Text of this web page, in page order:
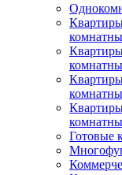
Готовые